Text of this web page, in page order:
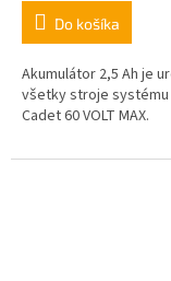
Do košíka
Akumulátor 2,5 Ah je
všetky stroje systému
Cadet 60 VOLT MAX.